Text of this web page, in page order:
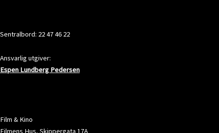
Sentralbord: 22 47 46 22
Ansvarlig utgiver:
Espen Lundberg Pedersen
Film & Kino
Filmens Hus, Skippergata 17A